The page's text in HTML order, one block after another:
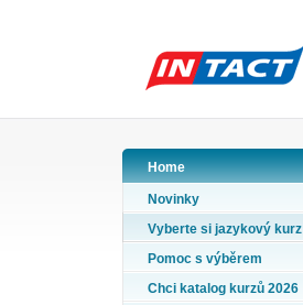
Home
Novinky
Vyberte si jazykový kurz
Pomoc s výběrem
Chci katalog kurzů 2026